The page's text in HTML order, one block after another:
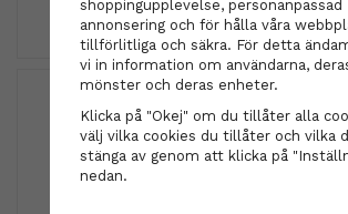
INFO KÖP
shoppingupplevelse, personanpassad
annonsering och för hålla våra
tillförlitliga och säkra. För detta
vi in information om användarna,
mönster och deras enheter.
Klicka på "Okej" om du tillåter alla
välj vilka cookies du tillåter och vilka
stänga av genom att klicka på
nedan.